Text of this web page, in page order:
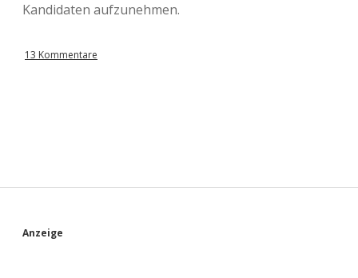
Kandidaten aufzunehmen.
13 Kommentare
S
Anzeige